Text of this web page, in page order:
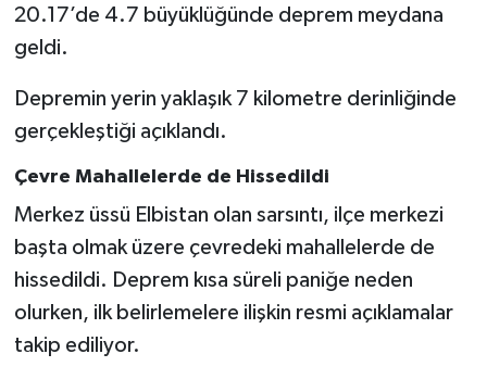
20.17’de 4.7 büyüklüğünde deprem meydana
geldi.
Depremin yerin yaklaşık 7 kilometre derinliğinde
gerçekleştiği açıklandı.
Çevre Mahallelerde de Hissedildi
Merkez üssü Elbistan olan sarsıntı, ilçe merkezi
başta olmak üzere çevredeki mahallelerde de
hissedildi. Deprem kısa süreli paniğe neden
olurken, ilk belirlemelere ilişkin resmi açıklamalar
takip ediliyor.
MEDYA
SEÇİM 2011
BİLİMNET
Yemek